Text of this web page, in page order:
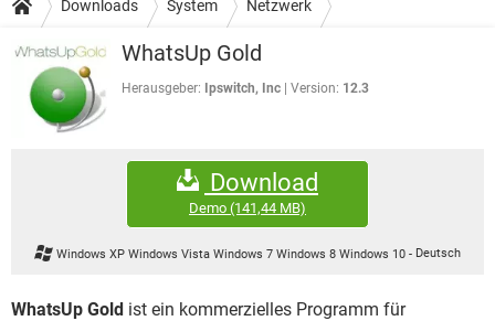
ANDROID IOS
WINDOWS 10
WHATSAPP TIKTOK
FACEBOOK
SPIELE STREAMING
ANDROID
WINDOWS 10
HARDWARE
DOWNLOADS
SPIELE STREAMING
ANDROID
INSTAGRAM
TIKTOK
FORUM
IOS
INSTAGRAM
WHATSAPP TIKTOK
STREAMING
WHATSAPP TIKTOK
Downloads System Netzwerk
WhatsUp Gold
Herausgeber: Ipswitch, Inc Version: 12.3
Download
Demo (141,44 MB)
Windows XP Windows Vista Windows 7 Windows 8 Windows 10- Deutsch
WhatsUp Gold ist ein kommerzielles Programm für